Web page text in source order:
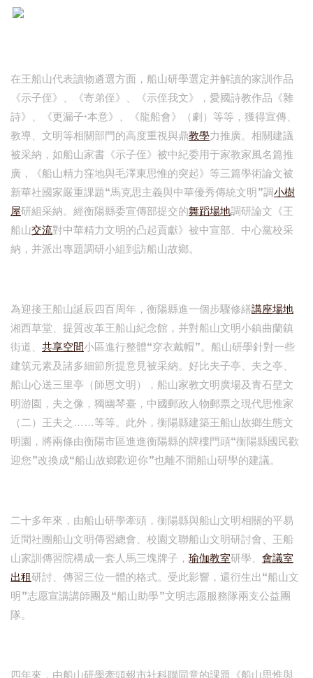
在王船山代表讀物遴選方面，船山研學選定并解讀的家訓作品
《示子侄》、《寄弟侄》、《示侄我文》，愛國詩教作品《雜
詩》、《更漏子·本意》、《龍船會》（劇）等等，獲得宣傳、
教導、文明等相關部門的高度重視與鼎教學力推廣。相關建議
被采納，如船山家書《示子侄》被中紀委用于家教家風名篇推
廣，《船山精力窪地與毛澤東思惟的突起》等三篇學術論文被
新華社國家嚴重課題“馬克思主義與中華優秀傳統文明”調小樹
屋研組采納。經衡陽縣委宣傳部提交的舞蹈場地調研論文《王
船山交流對中華精力文明的凸起貢獻》被中宣部、中心黨校采
納，并派出專題調研小組到訪船山故鄉。
為迎接王船山誕辰四百周年，衡陽縣進一個步驟修繕講座場地
湘西草堂、提質改革王船山紀念館，并對船山文明小鎮曲蘭鎮
街道、 共享空間小區進行整體“穿衣戴帽”。船山研學針對一些
建筑元素及諸多細節所提意見被采納。好比夫子亭、夫之亭、
船山心送三里亭（師恩文明），船山家教文明廣場及青石壁文
明游園，夫之像，獨幽琴臺，中國郵政人物郵票之現代思惟家
（二）王夫之……等等。此外，衡陽縣建築王船山故鄉生態文
明園，將兩條由衡陽市區進進衡陽縣的牌樓門頭“衡陽縣國民歡
迎您”改換成“船山故鄉歡迎你”也離不開船山研學的建議。
二十多年來，由船山研學牽頭，衡陽縣與船山文明相關的平易
近間社團船山文明傳習總會、校園文聯船山文明研討會、王船
山家訓傳習院構成一套人馬三塊牌子， 瑜伽教室研學、 會議室
出租研討、傳習三位一體的格式。受此影響，還衍生出“船山文
明”志愿宣講講師團及“船山助學”文明志愿服務隊兩支公益團
隊。